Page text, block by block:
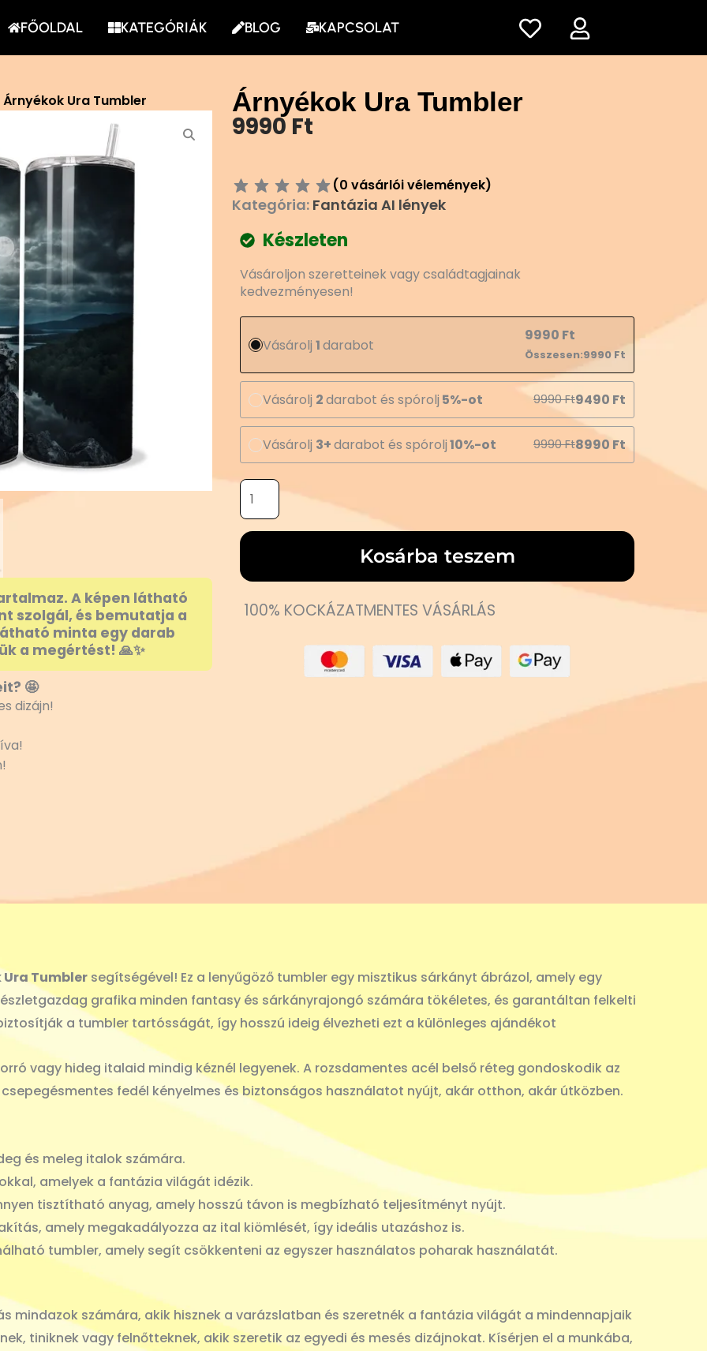
FŐOLDAL KATEGÓRIÁK BLOG KAPCSOLAT
Ura Tumbler
A képen látható
szolgál, és bemutatja a
minta egy darab
a megértést! 🙏✨
🤩
dizájn!
Árnyékok Ura Tumbler
9990Ft
(0 vásárlói vélemények)
Kategória: Fantázia AI lények
Készleten
Vásároljon szeretteinek vagy családtagjainak
kedvezményesen!
Vásárolj 1darabot
9990 Ft
Összesen:9990Ft
Vásárolj 2darabot és spórolj 5%-ot 9990Ft9490 Ft
Vásárolj 3+darabot és spórolj10%-ot 9990Ft8990 Ft
Ura
Tumbler
mennyiség
Kosárba teszem
100% KOCKÁZATMENTES VÁSÁRLÁS
Tumbler segítségével! Ez a lenyűgöző tumbler egy misztikus sárkányt ábrázol, amely egy
grafika minden fantasy és sárkányrajongó számára tökéletes, és garantáltan felkelti
a tumbler tartósságát, így hosszú ideig élvezheti ezt a különleges ajándékot
vagy hideg italaid mindig kéznél legyenek. A rozsdamentes acél belső réteg gondoskodik az
fedél kényelmes és biztonságos használatot nyújt, akár otthon, akár útközben.
és meleg italok számára.
amelyek a fantázia világát idézik.
tisztítható anyag, amely hosszú távon is megbízható teljesítményt nyújt.
amely megakadályozza az ital kiömlését, így ideális utazáshoz is.
tumbler, amely segít csökkenteni az egyszer használatos poharak használatát.
mindazok számára, akik hisznek a varázslatban és szeretnék a fantázia világát a mindennapjaik
tiniknek vagy felnőtteknek, akik szeretik az egyedi és mesés dizájnokat. Kísérjen el a munkába,